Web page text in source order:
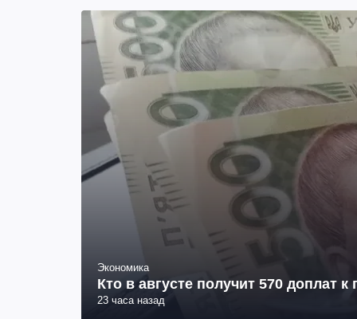
Экономика
Кто в августе получит 570 доплат к
23 часа назад